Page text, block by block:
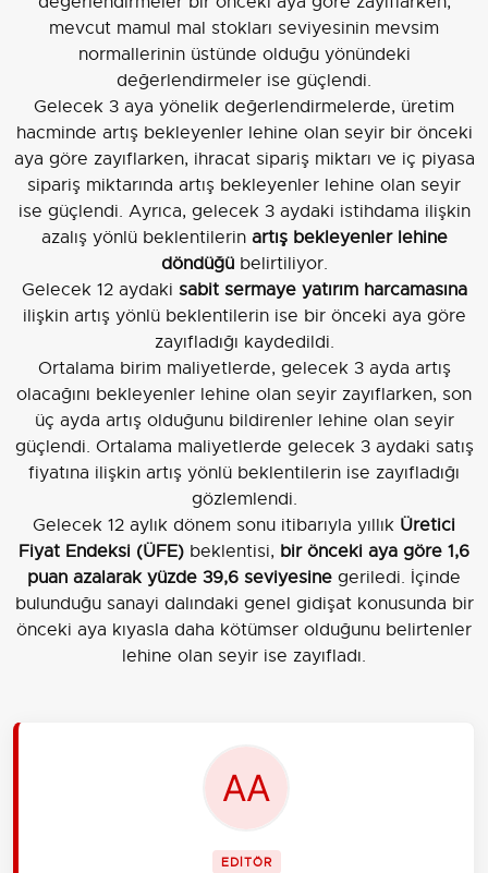
mevcut mamul mal stokları seviyesinin mevsim
normallerinin üstünde olduğu yönündeki
değerlendirmeler ise güçlendi.
Gelecek 3 aya yönelik değerlendirmelerde, üretim
hacminde artış bekleyenler lehine olan seyir bir önceki
aya göre zayıflarken, ihracat sipariş miktarı ve iç piyasa
sipariş miktarında artış bekleyenler lehine olan seyir
ise güçlendi. Ayrıca, gelecek 3 aydaki istihdama ilişkin
azalış yönlü beklentilerin artış bekleyenler lehine
döndüğübelirtiliyor.
Gelecek 12 aydaki sabit sermaye yatırım harcamasına
ilişkin artış yönlü beklentilerin ise bir önceki aya göre
zayıfladığı kaydedildi.
Ortalama birim maliyetlerde, gelecek 3 ayda artış
olacağını bekleyenler lehine olan seyir zayıflarken, son
üç ayda artış olduğunu bildirenler lehine olan seyir
güçlendi. Ortalama maliyetlerde gelecek 3 aydaki satış
fiyatına ilişkin artış yönlü beklentilerin ise zayıfladığı
gözlemlendi.
Gelecek 12 aylık dönem sonu itibarıyla yıllık Üretici
Fiyat Endeksi (ÜFE) beklentisi, bir önceki aya göre 1,6
puan azalarak yüzde 39,6 seviyesine geriledi. İçinde
bulunduğu sanayi dalındaki genel gidişat konusunda bir
önceki aya kıyasla daha kötümser olduğunu belirtenler
lehine olan seyir ise zayıfladı.
EDİTÖR